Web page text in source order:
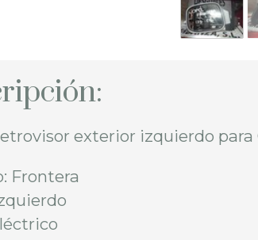
exterior izquierdo para
Frontera